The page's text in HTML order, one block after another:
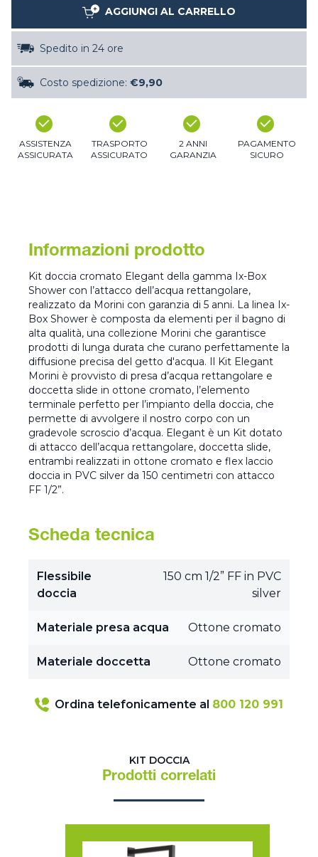
AGGIUNGI AL CARRELLO
Spedito in 24 ore
Costo spedizione: €9,90
ASSISTENZA
ASSICURATA
TRASPORTO
ASSICURATO
2 ANNI
GARANZIA
PAGAMENTO
SICURO
Informazioni prodotto
Kit doccia cromato Elegant della gamma Ix-Box
Shower con l’attacco dell’acqua rettangolare,
realizzato da Morini con garanzia di 5 anni. La linea Ix-
Box Shower è composta da elementi per il bagno di
alta qualità, una collezione Morini che garantisce
prodotti di lunga durata che curano perfettamente la
diffusione precisa del getto d'acqua. Il Kit Elegant
Morini è provvisto di presa d’acqua rettangolare e
doccetta slide in ottone cromato, l’elemento
terminale perfetto per l’impianto della doccia, che
permette di avvolgere il nostro corpo con un
gradevole scroscio d’acqua. Elegant è un Kit dotato
di attacco dell’acqua rettangolare, doccetta slide,
entrambi realizzati in ottone cromato e flex laccio
doccia in PVC silver da 150 centimetri con attacco
FF 1/2”.
Scheda tecnica
Flessibile
doccia
150 cm 1/2” FF in PVC
silver
Materiale presa acqua Ottone cromato
Materiale doccetta Ottone cromato
Ordina telefonicamente al 800 120 991
KIT DOCCIA
Prodotti correlati